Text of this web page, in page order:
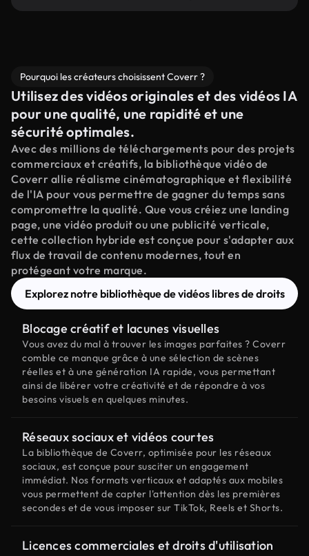
Pourquoi les créateurs choisissent Coverr ?
Utilisez des vidéos originales et des vidéos IA
pour une qualité, une rapidité et une
sécurité optimales.
Avec des millions de téléchargements pour des projets
commerciaux et créatifs, la bibliothèque vidéo de
Coverr allie réalisme cinématographique et flexibilité
de l'IA pour vous permettre de gagner du temps sans
compromettre la qualité. Que vous créiez une landing
page, une vidéo produit ou une publicité verticale,
cette collection hybride est conçue pour s'adapter aux
flux de travail de contenu modernes, tout en
protégeant votre marque.
Explorez notre bibliothèque de vidéos libres de droits
Blocage créatif et lacunes visuelles
Vous avez du mal à trouver les images parfaites ? Coverr
comble ce manque grâce à une sélection de scènes
réelles et à une génération IA rapide, vous permettant
ainsi de libérer votre créativité et de répondre à vos
besoins visuels en quelques minutes.
Réseaux sociaux et vidéos courtes
La bibliothèque de Coverr, optimisée pour les réseaux
sociaux, est conçue pour susciter un engagement
immédiat. Nos formats verticaux et adaptés aux mobiles
vous permettent de capter l'attention dès les premières
secondes et de vous imposer sur TikTok, Reels et Shorts.
Licences commerciales et droits d'utilisation